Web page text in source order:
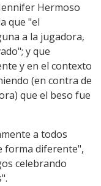
Hermoso
que "el
a la jugadora,
y que
y en el contexto
(en contra de
que el beso fue
a todos
forma diferente",
celebrando